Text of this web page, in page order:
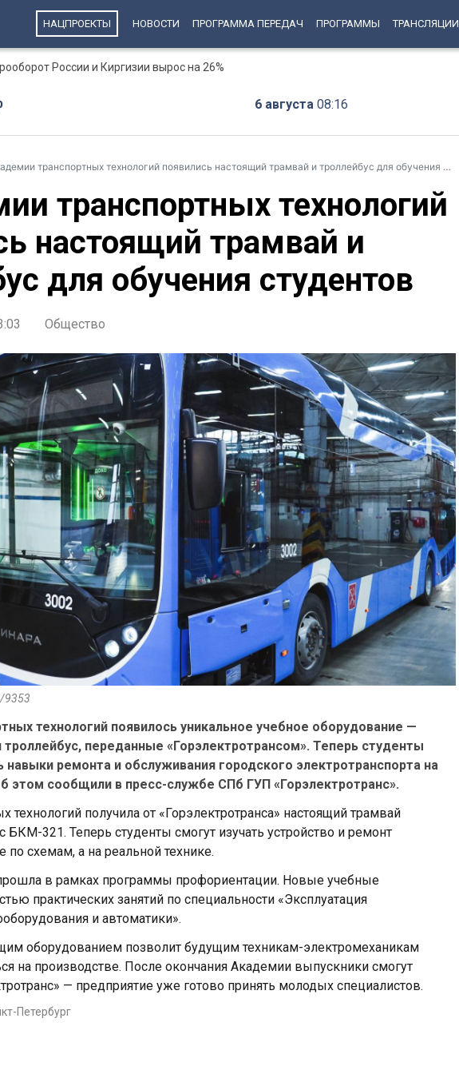
НАЦПРОЕКТЫ НОВОСТИ ПРОГРАММА ПЕРЕДАЧ ПРОГРАММЫ ТРАНСЛЯЦИИ
России и Киргизии вырос на 26%
6 августа 08:16
транспортных технологий появились настоящий трамвай и троллейбус для обучения студентов
транспортных технологий
настоящий трамвай и
для обучения студентов
Общество
9353
технологий появилось уникальное учебное оборудование —
переданные «Горэлектротрансом». Теперь студенты
навыки ремонта и обслуживания городского электротранспорта на
этом сообщили в пресс-службе СПб ГУП «Горэлектротранс».
технологий получила от «Горэлектротранса» настоящий трамвай
321. Теперь студенты смогут изучать устройство и ремонт
по схемам, а на реальной технике.
в рамках программы профориентации. Новые учебные
практических занятий по специальности «Эксплуатация
и автоматики».
оборудованием позволит будущим техникам-электромеханикам
на производстве. После окончания Академии выпускники смогут
— предприятие уже готово принять молодых специалистов.
Петербург